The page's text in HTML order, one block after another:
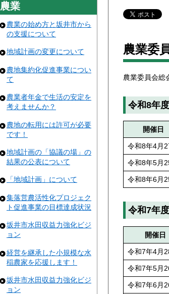
農業
農業の始め方と坂井市から
の支援について
地域計画の変更について
農地集約化促進事業につい
て
農業者年金で生活の安定を
考えませんか？
農地の転用には許可が必要
です！
地域計画の「協議の場」の
結果の公表について
「地域計画」について
集落営農活性化プロジェク
ト促進事業の目標達成状況
坂井市水田収益力強化ビジ
ョン
経営を継承した小規模な水
稲農家を応援します！
坂井市水田収益力強化ビジ
ョン
農業委
農業委員会総
令和8年度
開催日
令和8年4月
令和8年5月
令和8年6月
令和7年度
開催日
令和7年4月
令和7年5月
令和7年6月